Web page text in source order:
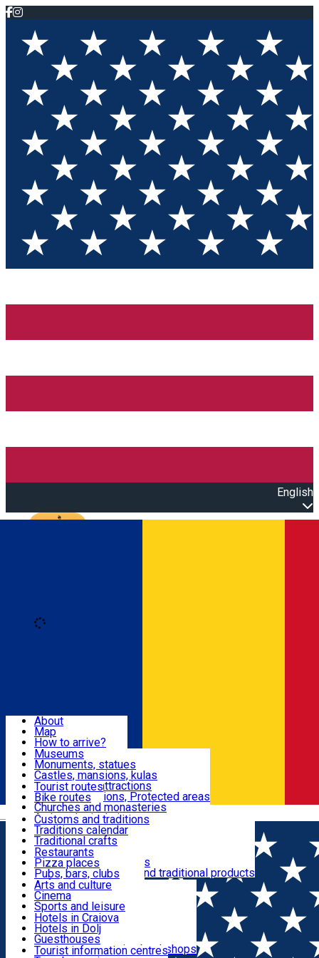
English
Română
Attractions
Routes
Customs, Traditions
Food & Drinks
Leisure & Fun
Accommodation
Useful
About
Map
How to arrive?
Recommendations
Tourist attractions
News
Museums
Monuments, statues
Castles, mansions, kulas
Architectural attractions
Natural attractions, Protected areas
Churches and monasteries
Archaeological sites
Parks and gardens
Tourist routes
Bike routes
Customs and traditions
Traditions calendar
Traditional crafts
Traditional cuisine
Wineries and vineyards
Local manufacturers and traditional products
Restaurants
Pizza places
Pubs, bars, clubs
Cafes and teahouses
Sweets and ice cream
Fast-food
Arts and culture
Cinema
Sports and leisure
Horse riding
Swimming pools
Zoo
Shopping, souvenirs, bookshops
Hotels in Craiova
Hotels in Dolj
Guesthouses
Villas
Tourist information centres